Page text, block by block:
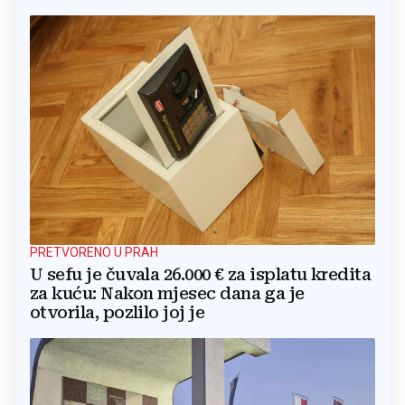
PRETVORENO U PRAH
U sefu je čuvala 26.000 € za isplatu kredita
za kuću: Nakon mjesec dana ga je
otvorila, pozlilo joj je